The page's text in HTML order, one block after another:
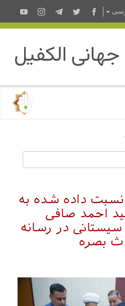
داده شده به
احمد صافی
سیستانی در رسانه
بصره